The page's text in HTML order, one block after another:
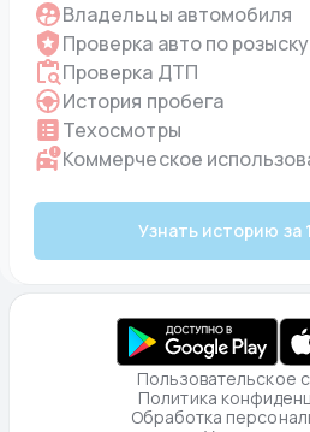
Владельцы автомобиля
Проверка авто по розыску
Проверка ДТП
История пробега
Техосмотры
Коммерческое
Узнать историю за
Пользовательское
Политика
Обработка